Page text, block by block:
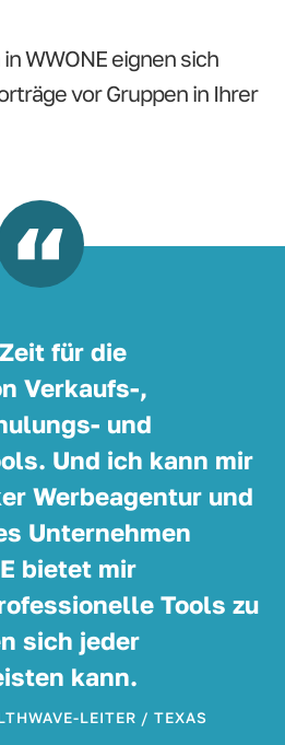
WWONE eignen sich
vor Gruppen in Ihrer
für die
Verkaufs-,
und
Und ich kann mir
Werbeagentur und
Unternehmen
bietet mir
Tools zu
sich jeder
kann.
LEITER / TEXAS